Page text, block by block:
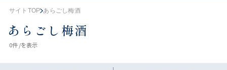
サイトTOP あらごし梅酒
あらごし梅酒
0件 /を表示